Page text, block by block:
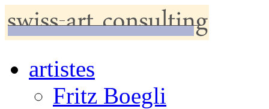
artistes
Fritz Boegli